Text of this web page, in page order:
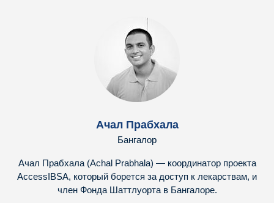
Ачал Прабхала
Бангалор
Ачал Прабхала (Achal Prabhala) — координатор проекта
AccessIBSA, который борется за доступ к лекарствам, и
член Фонда Шаттлуорта в Бангалоре.